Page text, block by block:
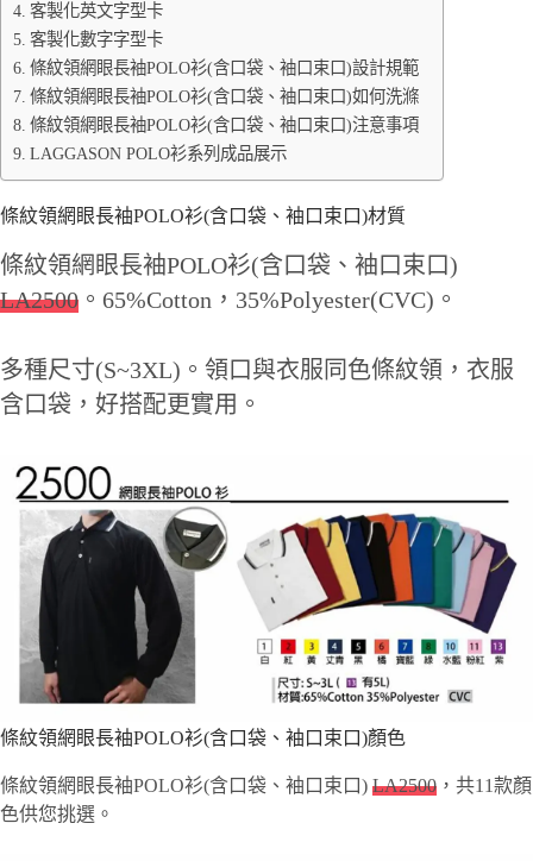
客製化英文字型卡
客製化數字字型卡
條紋領網眼長袖POLO衫(含口袋、袖口束口)設計規範
條紋領網眼長袖POLO衫(含口袋、袖口束口)如何洗滌
條紋領網眼長袖POLO衫(含口袋、袖口束口)注意事項
LAGGASON POLO衫系列成品展示
條紋領網眼長袖POLO衫(含口袋、袖口束口)材質
條紋領網眼長袖POLO衫(含口袋、袖口束口)
LA2500 。65%Cotton，35%Polyester(CVC)。
多種尺寸(S~3XL)。領口與衣服同色條紋領，衣服
含口袋，好搭配更實用。
條紋領網眼長袖POLO衫(含口袋、袖口束口)顏色
條紋領網眼長袖POLO衫(含口袋、袖口束口) LA2500 ，共11款顏
色供您挑選。